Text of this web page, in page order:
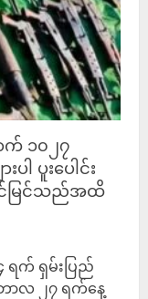
က် ၁၀၂၇
ါ ပူးပေါင်း
င်မြင်သည်အထိ
ရက် ရှမ်းပြည်
ာလ ၂၇ ရက်နေ့